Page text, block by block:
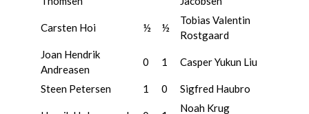
Carsten Hoi ½ ½
Tobias Valentin
Rostgaard
Joan Hendrik
Andreasen
0 1 Casper Yukun Liu
Steen Petersen 1 0 Sigfred Haubro
Noah Krug